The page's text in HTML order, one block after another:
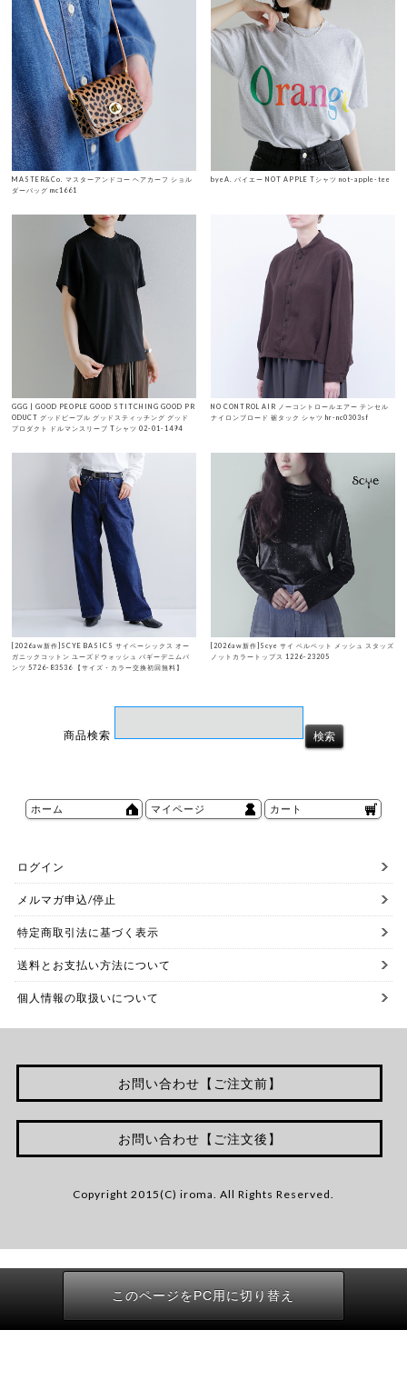
MASTER&Co. マスターアンドコー ヘアカーフ ショル
ダーバッグ mc1661
byeA. バイエー NOT APPLE Tシャツ not-apple-tee
GGG | GOOD PEOPLE GOOD STITCHING GOOD PR
ODUCT グッドピープル グッドスティッチング グッド
プロダクト ドルマンスリーブ Tシャツ 02-01-1494
NO CONTROL AIR ノーコントロールエアー テンセル
ナイロンブロード 裾タック シャツ hr-nc0303sf
[2026aw新作]SCYE BASICS サイベーシックス オー
ガニックコットン ユーズドウォッシュ バギーデニムパ
ンツ 5726-83536 【サイズ・カラー交換初回無料】
[2026aw新作]Scye サイ ベルベット メッシュ スタッズ
ノットカラートップス 1226-23205
商品検索
ホーム マイページ カート
ログイン
メルマガ申込/停止
特定商取引法に基づく表示
送料とお支払い方法について
個人情報の取扱いについて
お問い合わせ【ご注文前】
お問い合わせ【ご注文後】
Copyright 2015(C) iroma. All Rights Reserved.
このページをPC用に切り替え